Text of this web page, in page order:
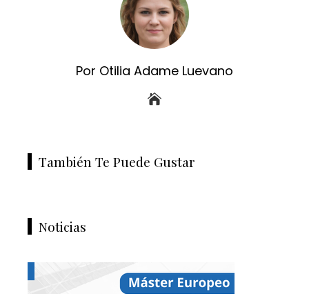
Por Otilia Adame Luevano
También Te Puede Gustar
Noticias